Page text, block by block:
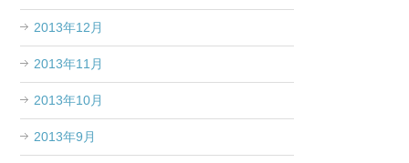
2013年12月
2013年11月
2013年10月
2013年9月